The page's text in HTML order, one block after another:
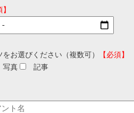
お選びください（複数可）
【必須】
写真 記事